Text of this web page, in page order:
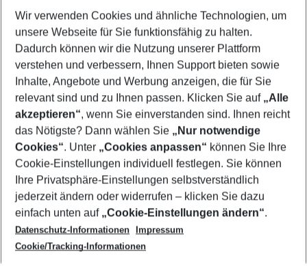
2 Erwachsene Keine Kinder
Mehr Filter anzeigen
Footer
Footer navigation
Über uns
AGB
Cookie-Einstellungen ändern
Cookie-Richtlinie
Datenschutz
Service & Hilfe
Barrierefreies Reisen
Check-in
Folgen Sie uns
Wir verwenden Cookies und ähnliche Technologien, um
unsere Webseite für Sie funktionsfähig zu halten.
Dadurch können wir die Nutzung unserer Plattform
verstehen und verbessern, Ihnen Support bieten sowie
Inhalte, Angebote und Werbung anzeigen, die für Sie
relevant sind und zu Ihnen passen. Klicken Sie auf „Alle
akzeptieren“, wenn Sie einverstanden sind. Ihnen reicht
das Nötigste? Dann wählen Sie „Nur notwendige
Cookies“. Unter „Cookies anpassen“ können Sie Ihre
Cookie-Einstellungen individuell festlegen. Sie können
Ihre Privatsphäre-Einstellungen selbstverständlich
jederzeit ändern oder widerrufen – klicken Sie dazu
einfach unten auf „Cookie-Einstellungen ändern“.
Datenschutz-Informationen
Impressum
Cookie/Tracking-Informationen